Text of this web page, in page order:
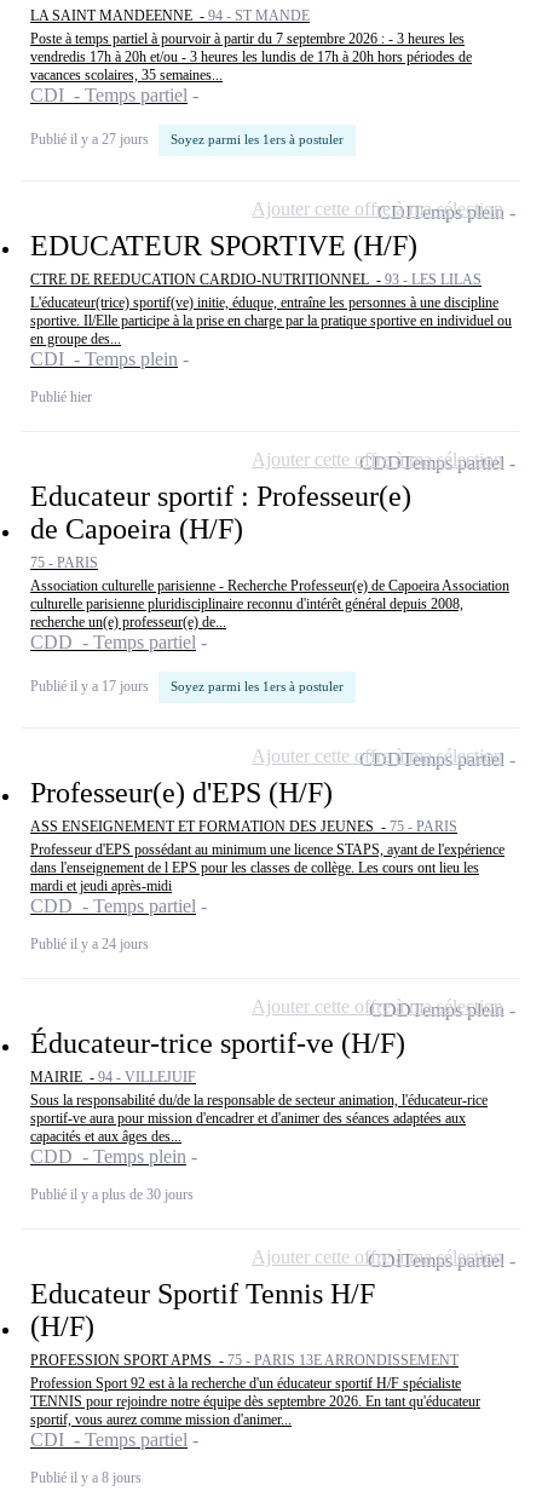
LA SAINT MANDEENNE - 94 - ST MANDE
Poste à temps partiel à pourvoir à partir du 7 septembre 2026 : - 3 heures les
vendredis 17h à 20h et/ou - 3 heures les lundis de 17h à 20h hors périodes de
vacances scolaires, 35 semaines...
CDI - Temps partiel
Publié il y a 27 jours Soyez parmi les 1ers à postuler
EDUCATEUR SPORTIVE (H/F)
CTRE DE REEDUCATION CARDIO-NUTRITIONNEL - 93 - LES LILAS
L'éducateur(trice) sportif(ve) initie, éduque, entraîne les personnes à une discipline
sportive. Il/Elle participe à la prise en charge par la pratique sportive en individuel ou
en groupe des...
CDI - Temps plein
Publié hier
CDITemps plein
Ajouter cette offre à ma sélection
Educateur sportif : Professeur(e)
de Capoeira (H/F)
75 - PARIS
Association culturelle parisienne - Recherche Professeur(e) de Capoeira Association
culturelle parisienne pluridisciplinaire reconnu d'intérêt général depuis 2008,
recherche un(e) professeur(e) de...
CDD - Temps partiel
Publié il y a 17 jours Soyez parmi les 1ers à postuler
CDDTemps partiel
Ajouter cette offre à ma sélection
Professeur(e) d'EPS (H/F)
ASS ENSEIGNEMENT ET FORMATION DES JEUNES - 75 - PARIS
Professeur d'EPS possédant au minimum une licence STAPS, ayant de l'expérience
dans l'enseignement de l EPS pour les classes de collège. Les cours ont lieu les
mardi et jeudi après-midi
CDD - Temps partiel
Publié il y a 24 jours
CDDTemps partiel
Ajouter cette offre à ma sélection
Éducateur-trice sportif-ve (H/F)
MAIRIE - 94 - VILLEJUIF
Sous la responsabilité du/de la responsable de secteur animation, l'éducateur-rice
sportif-ve aura pour mission d'encadrer et d'animer des séances adaptées aux
capacités et aux âges des...
CDD - Temps plein
Publié il y a plus de 30 jours
CDDTemps plein
Ajouter cette offre à ma sélection
Educateur Sportif Tennis H/F
(H/F)
PROFESSION SPORT APMS - 75 - PARIS 13E ARRONDISSEMENT
Profession Sport 92 est à la recherche d'un éducateur sportif H/F spécialiste
TENNIS pour rejoindre notre équipe dès septembre 2026. En tant qu'éducateur
sportif, vous aurez comme mission d'animer...
CDI - Temps partiel
Publié il y a 8 jours
CDITemps partiel
Ajouter cette offre à ma sélection